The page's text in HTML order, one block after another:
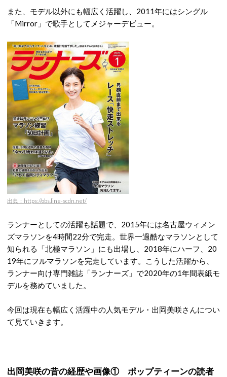
また、モデル以外にも幅広く活躍し、2011年にはシングル
「Mirror」で歌手としてメジャーデビュー。
出典：https://obs.line-scdn.net/
ランナーとしての活躍も話題で、2015年には名古屋ウィメン
ズマラソンを4時間22分で完走。世界一過酷なマラソンとして
知られる「北極マラソン」にも出場し、2018年にハーフ、20
19年にフルマラソンを完走しています。こうした活躍から、
ランナー向け専門雑誌「ランナーズ」で2020年の1年間表紙モ
デルを務めていました。
今回は現在も幅広く活躍中の人気モデル・出岡美咲さんについ
て見ていきます。
出岡美咲の昔の経歴や画像① ポップティーンの読者